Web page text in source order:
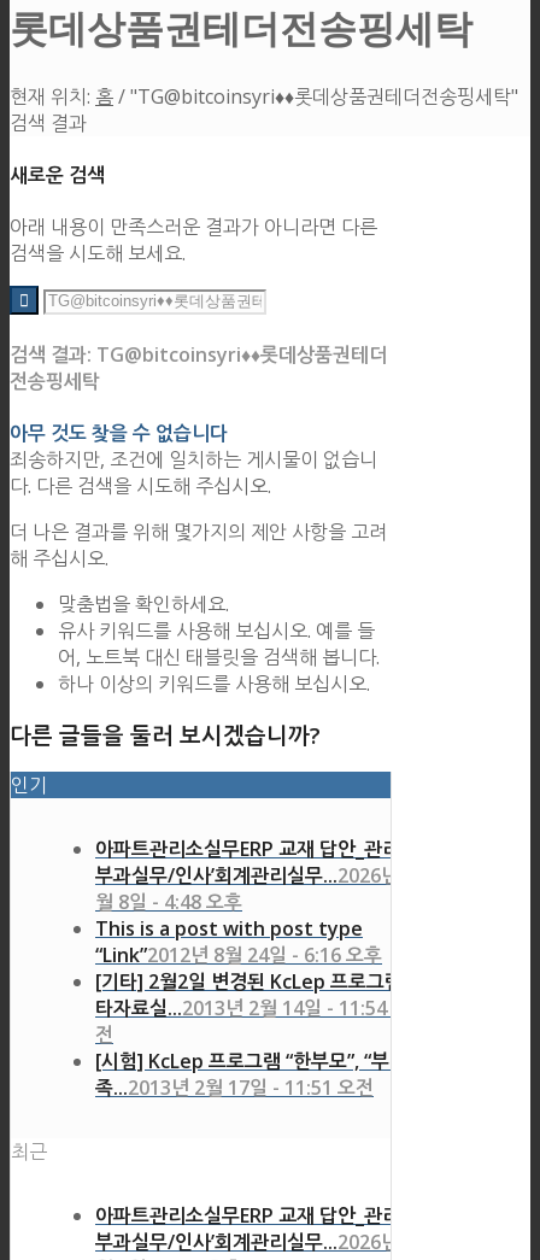
롯데상품권테더전송핑세탁
현재 위치: 홈/"TG@bitcoinsyri♦♦롯데상품권테더전송핑세탁"
검색 결과
새로운 검색
아래 내용이 만족스러운 결과가 아니라면 다른
검색을 시도해 보세요.
검색 결과: TG@bitcoinsyri♦♦롯데상품권테더
전송핑세탁
아무 것도 찾을 수 없습니다
죄송하지만, 조건에 일치하는 게시물이 없습니
다. 다른 검색을 시도해 주십시오.
더 나은 결과를 위해 몇가지의 제안 사항을 고려
해 주십시오.
맞춤법을 확인하세요.
유사 키워드를 사용해 보십시오. 예를 들
어, 노트북 대신 태블릿을 검색해 봅니다.
하나 이상의 키워드를 사용해 보십시오.
다른 글들을 둘러 보시겠습니까?
인기
아파트관리소실무ERP 교재 답안_관리비
부과실무/인사’회계관리실무...2026년 7
월 8일 - 4:48 오후
This is a post with post type
“Link”2012년 8월 24일 - 6:16 오후
[기타] 2월2일 변경된 KcLep 프로그램 기
타자료실...2013년 2월 14일 - 11:54 오
전
[시험] KcLep 프로그램 “한부모”, “부양가
족...2013년 2월 17일 - 11:51 오전
최근
아파트관리소실무ERP 교재 답안_관리비
부과실무/인사’회계관리실무...2026년 7